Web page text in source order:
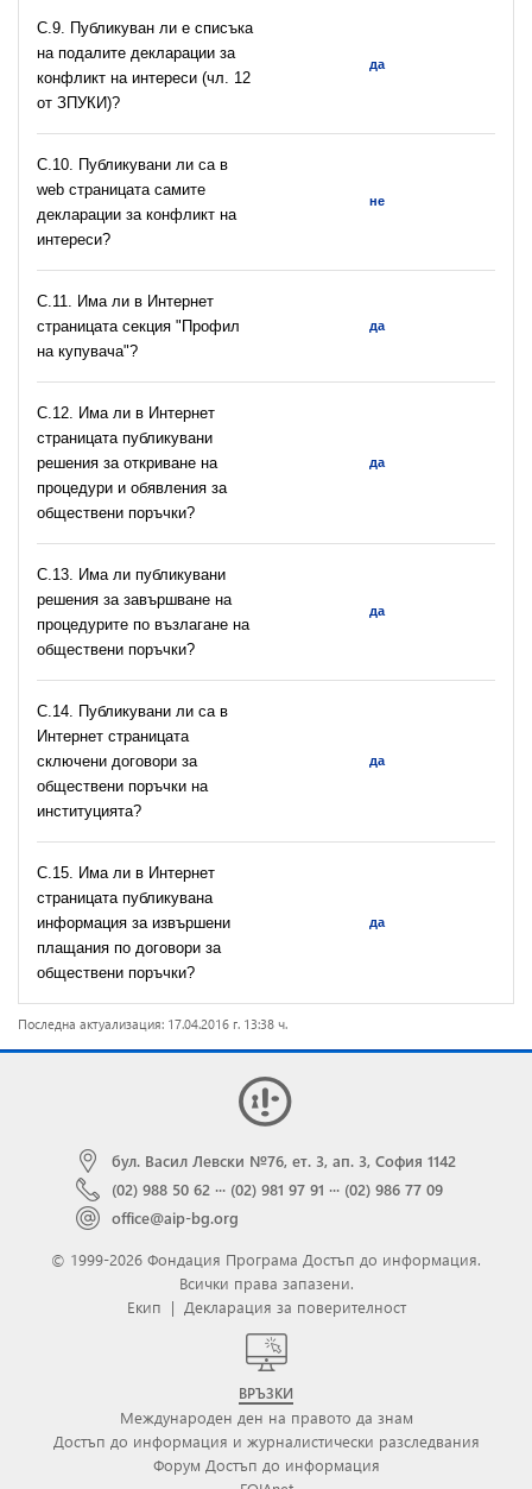
C.9. Публикуван ли е списъка
на подалите декларации за
конфликт на интереси (чл. 12
от ЗПУКИ)?
да
C.10. Публикувани ли са в
web страницата самите
декларации за конфликт на
интереси?
не
C.11. Има ли в Интернет
страницата секция "Профил
на купувача"?
да
С.12. Има ли в Интернет
страницата публикувани
решения за откриване на
процедури и обявления за
обществени поръчки?
да
С.13. Има ли публикувани
решения за завършване на
процедурите по възлагане на
обществени поръчки?
да
С.14. Публикувани ли са в
Интернет страницата
сключени договори за
обществени поръчки на
институцията?
да
С.15. Има ли в Интернет
страницата публикувана
информация за извършени
плащания по договори за
обществени поръчки?
да
Последна актуализация: 17.04.2016 г. 13:38 ч.
бул. Васил Левски №76, ет. 3, ап. 3, София 1142
(02) 988 50 62 ··· (02) 981 97 91 ··· (02) 986 77 09
office@aip-bg.org
© 1999-2026 Фондация Програма Достъп до информация.
Всички права запазени.
Екип | Декларация за поверителност
ВРЪЗКИ
Международен ден на правото да знам
Достъп до информация и журналистически разследвания
Форум Достъп до информация